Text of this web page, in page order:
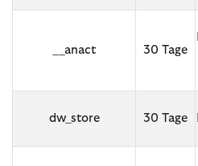
__anact 30 Tage
dw_store 30 Tage